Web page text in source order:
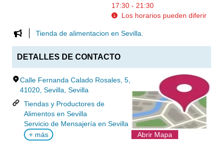
17:30 - 21:30
Los horarios pueden diferir
Tienda de alimentacion en Sevilla.
DETALLES DE CONTACTO
Calle Fernanda Calado Rosales, 5,
41020, Sevilla, Sevilla
Tiendas y Productores de
Alimentos en Sevilla
Servicio de Mensajería en Sevilla
+ más
Abrir Mapa